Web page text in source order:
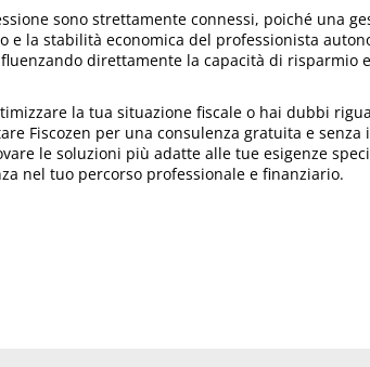
sono strettamente connessi, poiché una
e la stabilità economica del professionista
direttamente la capacità di risparmio
la tua situazione fiscale o hai dubbi
Fiscozen per una consulenza gratuita e senza
le soluzioni più adatte alle tue esigenze
nel tuo percorso professionale e finanziario.